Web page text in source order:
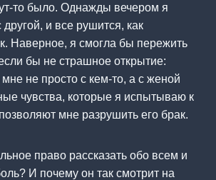
то было. Однажды вечером я
и все рушится, как
Наверное, я смогла бы пережить
бы не страшное открытие:
не просто с кем-то, а с женой
чувства, которые я испытываю к
мне разрушить его брак.
право рассказать обо всем и
И почему он так смотрит на